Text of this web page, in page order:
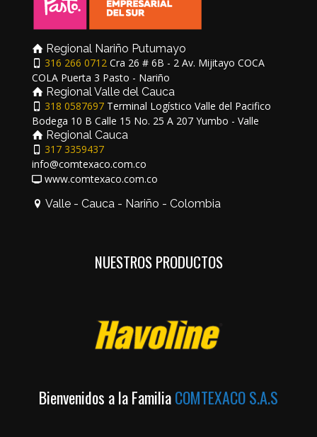
Regional Nariño Putumayo
316 266 0712 Cra 26 # 6B - 2 Av. Mijitayo COCA
COLA Puerta 3 Pasto - Nariño
Regional Valle del Cauca
318 0587697 Terminal Logístico Valle del Pacifico
Bodega 10 B Calle 15 No. 25 A 207 Yumbo - Valle
Regional Cauca
317 3359437
info@comtexaco.com.co
www.comtexaco.com.co
Valle - Cauca - Nariño - Colombia
NUESTROS PRODUCTOS
Bienvenidos a la FamiliaCOMTEXACO S.A.S